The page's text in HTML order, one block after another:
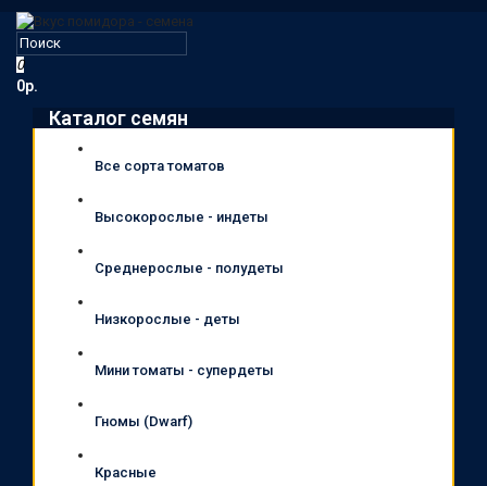
0
0р.
Каталог семян
Все сорта томатов
Высокорослые - индеты
Среднерослые - полудеты
Низкорослые - деты
Мини томаты - супердеты
Гномы (Dwarf)
Красные